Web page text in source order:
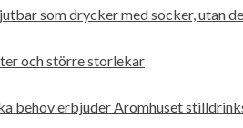
som drycker med socker, utan
och större storlekar
behov erbjuder Aromhuset